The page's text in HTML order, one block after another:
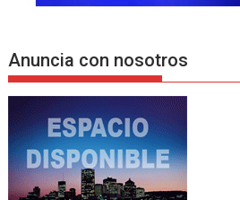
Anuncia con nosotros